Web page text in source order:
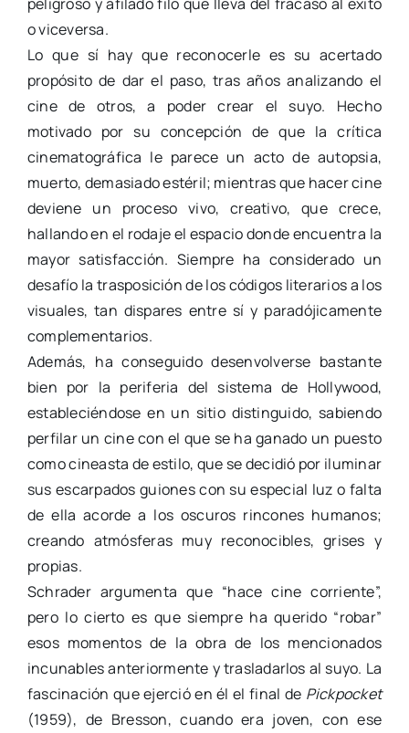
o viceversa.
Lo que sí hay que reconocerle es su acertado
propósito de dar el paso, tras años analizando el
cine de otros, a poder crear el suyo. Hecho
motivado por su concepción de que la crítica
cinematográfica le parece un acto de autopsia,
muerto, demasiado estéril; mientras que hacer cine
deviene un proceso vivo, creativo, que crece,
hallando en el rodaje el espacio donde encuentra la
mayor satisfacción. Siempre ha considerado un
desafío la trasposición de los códigos literarios a los
visuales, tan dispares entre sí y paradójicamente
complementarios.
Además, ha conseguido desenvolverse bastante
bien por la periferia del sistema de Hollywood,
estableciéndose en un sitio distinguido, sabiendo
perfilar un cine con el que se ha ganado un puesto
como cineasta de estilo, que se decidió por iluminar
sus escarpados guiones con su especial luz o falta
de ella acorde a los oscuros rincones humanos;
creando atmósferas muy reconocibles, grises y
propias.
Schrader argumenta que “hace cine corriente”,
pero lo cierto es que siempre ha querido “robar”
esos momentos de la obra de los mencionados
incunables anteriormente y trasladarlos al suyo. La
fascinación que ejerció en él el final de Pickpocket
(1959), de Bresson, cuando era joven, con ese